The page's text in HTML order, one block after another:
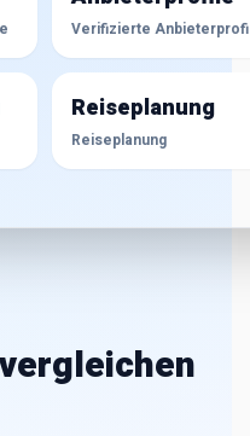
Verifizierte
Reiseplanung
Reiseplanung